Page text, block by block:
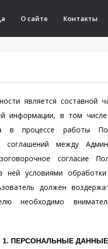
О сайте Контакты
является составной
информации, в том числе
в процессе работы
между
согласие
ней условиями
должен
необходимо
1. ПЕРСОНАЛЬНЫЕ ДАННЫЕ